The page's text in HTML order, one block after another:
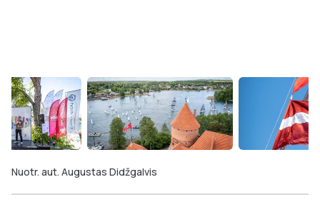
Nuotr. aut. Augustas Didžgalvis